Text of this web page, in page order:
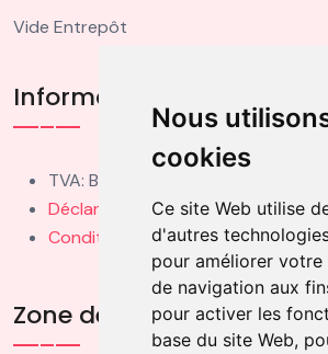
Nous
cookies
Ce site Web utilise
d'autres
pour améliorer votre
de navigation aux
pour activer les
base du site Web,
Vide Entrepôt
Informations Légales
TVA: BE0459006473
Déclaration de Confidentialité
Conditions d'Utilisation
Zone de Couverture